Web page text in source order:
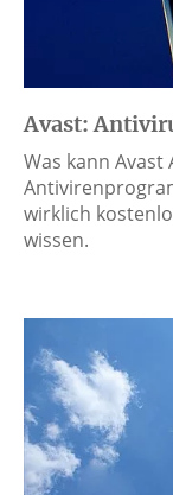
Avast:
Was kann
wirklich
wissen.